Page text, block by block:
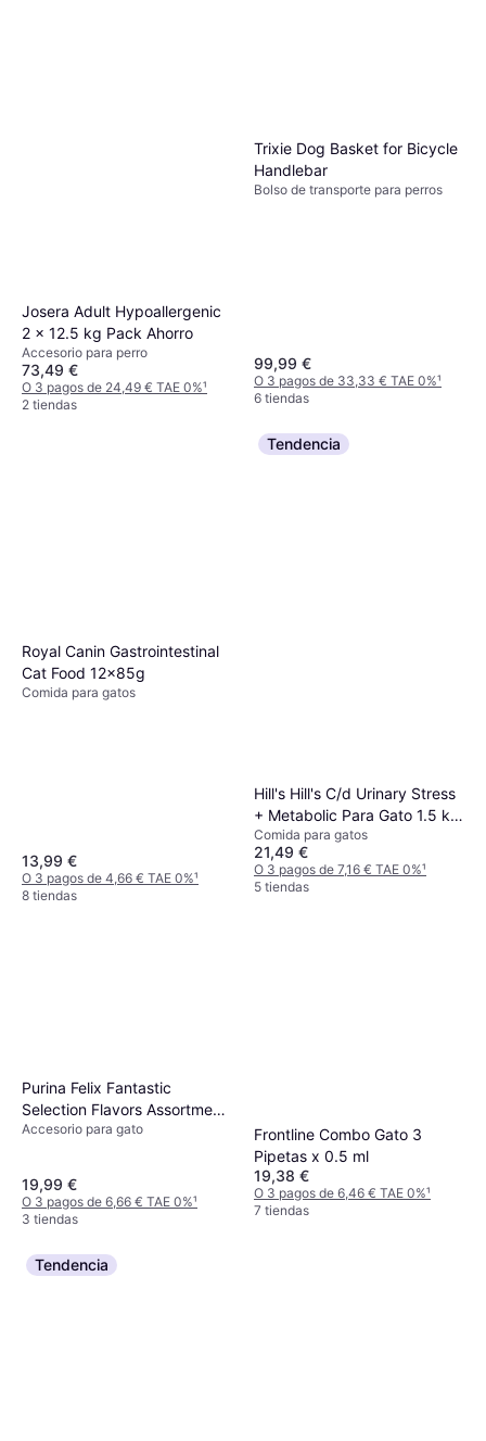
Josera Adult Hypoallergenic
2 x 12.5 kg Pack Ahorro
Accesorio para perro
73,49 €
O 3 pagos de 24,49 € TAE 0%¹
2 tiendas
Trixie Dog Basket for Bicycle
Handlebar
Bolso de transporte para perros
99,99 €
O 3 pagos de 33,33 € TAE 0%¹
6 tiendas
Royal Canin Gastrointestinal
Cat Food 12x85g
Comida para gatos
13,99 €
O 3 pagos de 4,66 € TAE 0%¹
8 tiendas
Tendencia
Hill's Hill's C/d Urinary Stress
+ Metabolic Para Gato 1.5 kg
1.5kg
Comida para gatos
21,49 €
O 3 pagos de 7,16 € TAE 0%¹
5 tiendas
Purina Felix Fantastic
Selection Flavors Assortment
Pack 44x85g
Accesorio para gato
19,99 €
O 3 pagos de 6,66 € TAE 0%¹
3 tiendas
Frontline Combo Gato 3
Pipetas x 0.5 ml
19,38 €
O 3 pagos de 6,46 € TAE 0%¹
7 tiendas
Tendencia